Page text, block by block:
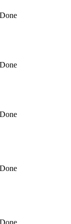
Done
Done
Done
Done
Done